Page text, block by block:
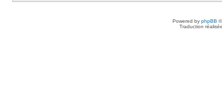
Powered by phpBB
Traduction